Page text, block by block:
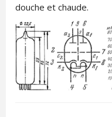
douche et chaude.